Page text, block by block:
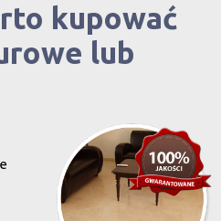
kupować
lub